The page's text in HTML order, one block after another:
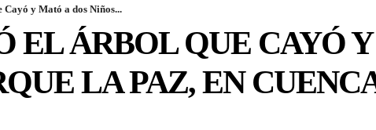
y Mató a dos Niños...
EL ÁRBOL QUE CAYÓ
LA PAZ, EN